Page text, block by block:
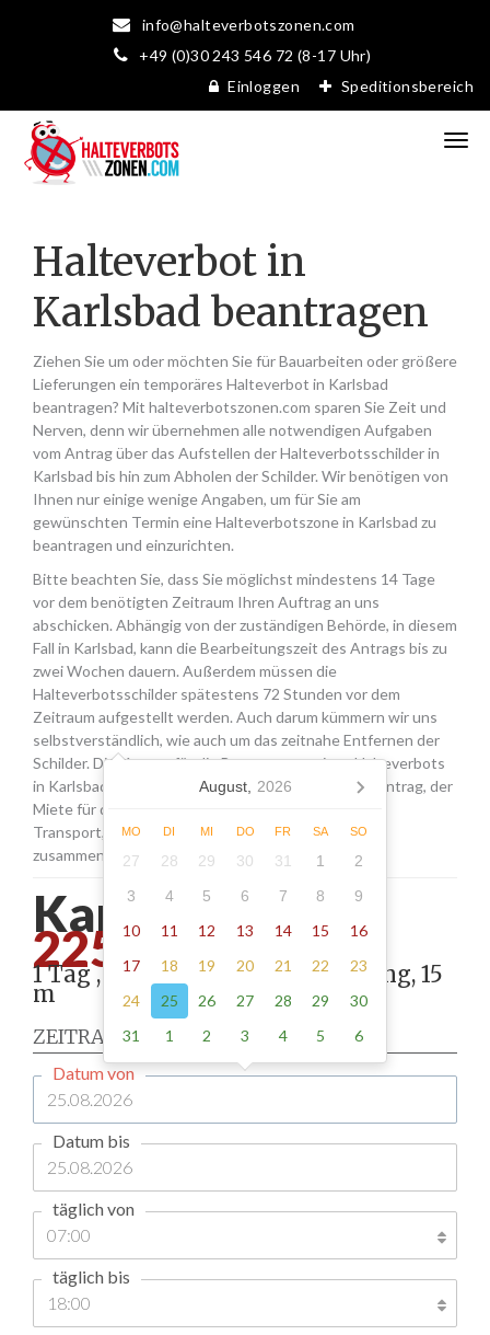
info@halteverbotszonen.com
+49 (0)30 243 546 72 (8-17 Uhr)
Einloggen
Speditionsbereich
Halteverbot in
Karlsbad beantragen
Ziehen Sie um oder möchten Sie für Bauarbeiten oder größere
Lieferungen ein temporäres Halteverbot in Karlsbad
beantragen? Mit halteverbotszonen.com sparen Sie Zeit und
Nerven, denn wir übernehmen alle notwendigen Aufgaben
vom Antrag über das Aufstellen der Halteverbotsschilder in
Karlsbad bis hin zum Abholen der Schilder. Wir benötigen von
Ihnen nur einige wenige Angaben, um für Sie am
gewünschten Termin eine Halteverbotszone in Karlsbad zu
beantragen und einzurichten.
Bitte beachten Sie, dass Sie möglichst mindestens 14 Tage
vor dem benötigten Zeitraum Ihren Auftrag an uns
abschicken. Abhängig von der zuständigen Behörde, in diesem
Fall in Karlsbad, kann die Bearbeitungszeit des Antrags bis zu
zwei Wochen dauern. Außerdem müssen die
Halteverbotsschilder spätestens 72 Stunden vor dem
Zeitraum aufgestellt werden. Auch darum kümmern wir uns
selbstverständlich, wie auch um das zeitnahe Entfernen der
Schilder. Die Kosten für die Beantragung eines Halteverbots
in Karlsbad setzen sich aus den Gebühren für den Antrag, der
Miete für die Schilder sowie einer Pauschale für den
Transport, das Aufstellen und Abholen der Schilder
zusammen.
Karlsbad -
225.00
1 Tag , Stellung gemäß Anordnung, 15
m
ZEITRAUM
Datum von
Datum bis
täglich von
täglich bis
August, 2026
MO DI MI DO FR SA SO
27 28 29 30 31 1
2
3
4 5 6 7 8 9
10 11 12 13 14 15
16
17
18 19 20 21 22
23
24
25 26 27 28 29
30
31
1 2 3 4 5 6